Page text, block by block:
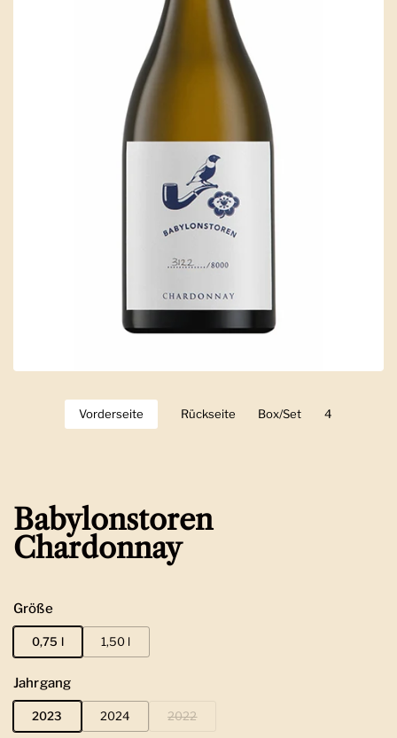
Zeige Folie 1
Vorderseite Zeige Folie 2
Rückseite Zeige Folie 3
Box/Set Zeige Folie
4
Babylonstoren
Chardonnay
Größe
0,75 l 1,50 l
Jahrgang
2023 2024 2022